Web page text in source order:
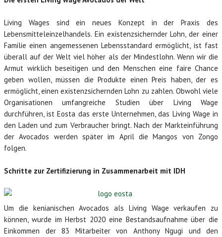
Living Wages sind ein neues Konzept in der Praxis des
Lebensmitteleinzelhandels. Ein existenzsichernder Lohn, der einer
Familie einen angemessenen Lebensstandard ermöglicht, ist fast
überall auf der Welt viel höher als der Mindestlohn. Wenn wir die
Armut wirklich beseitigen und den Menschen eine faire Chance
geben wollen, müssen die Produkte einen Preis haben, der es
ermöglicht, einen existenzsichernden Lohn zu zahlen. Obwohl viele
Organisationen umfangreiche Studien über Living Wage
durchführen, ist Eosta das erste Unternehmen, das Living Wage in
den Laden und zum Verbraucher bringt. Nach der Markteinführung
der Avocados werden später im April die Mangos von Zongo
folgen.
Schritte zur Zertifizierung in Zusammenarbeit mit IDH
Um die kenianischen Avocados als Living Wage verkaufen zu
können, wurde im Herbst 2020 eine Bestandsaufnahme über die
Einkommen der 83 Mitarbeiter von Anthony Ngugi und den